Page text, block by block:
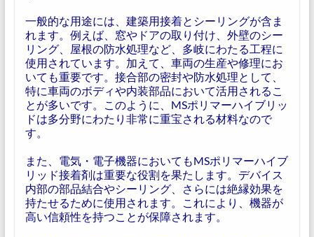
一般的な用途には、建築用接着とシーリングが含ま
れます。例えば、窓やドアの取り付け、外壁のシー
リング、屋根の防水処理など、多岐にわたる工程に
使用されています。加えて、車両の生産や修理にお
いても重要です。接合部の密封や防水処理として、
特に車両のボディや内装部品において活用されるこ
とが多いです。このように、MSポリマーハイブリッ
ドは多分野にわたり非常に重宝される材料なので
す。
また、電気・電子機器においてもMSポリマーハイブ
リッド接着剤は重要な役割を果たします。デバイス
内部の部品結合やシーリング、さらには絶縁効果を
持たせるために使用されます。これにより、機器が
高い信頼性を持つことが保障されます。